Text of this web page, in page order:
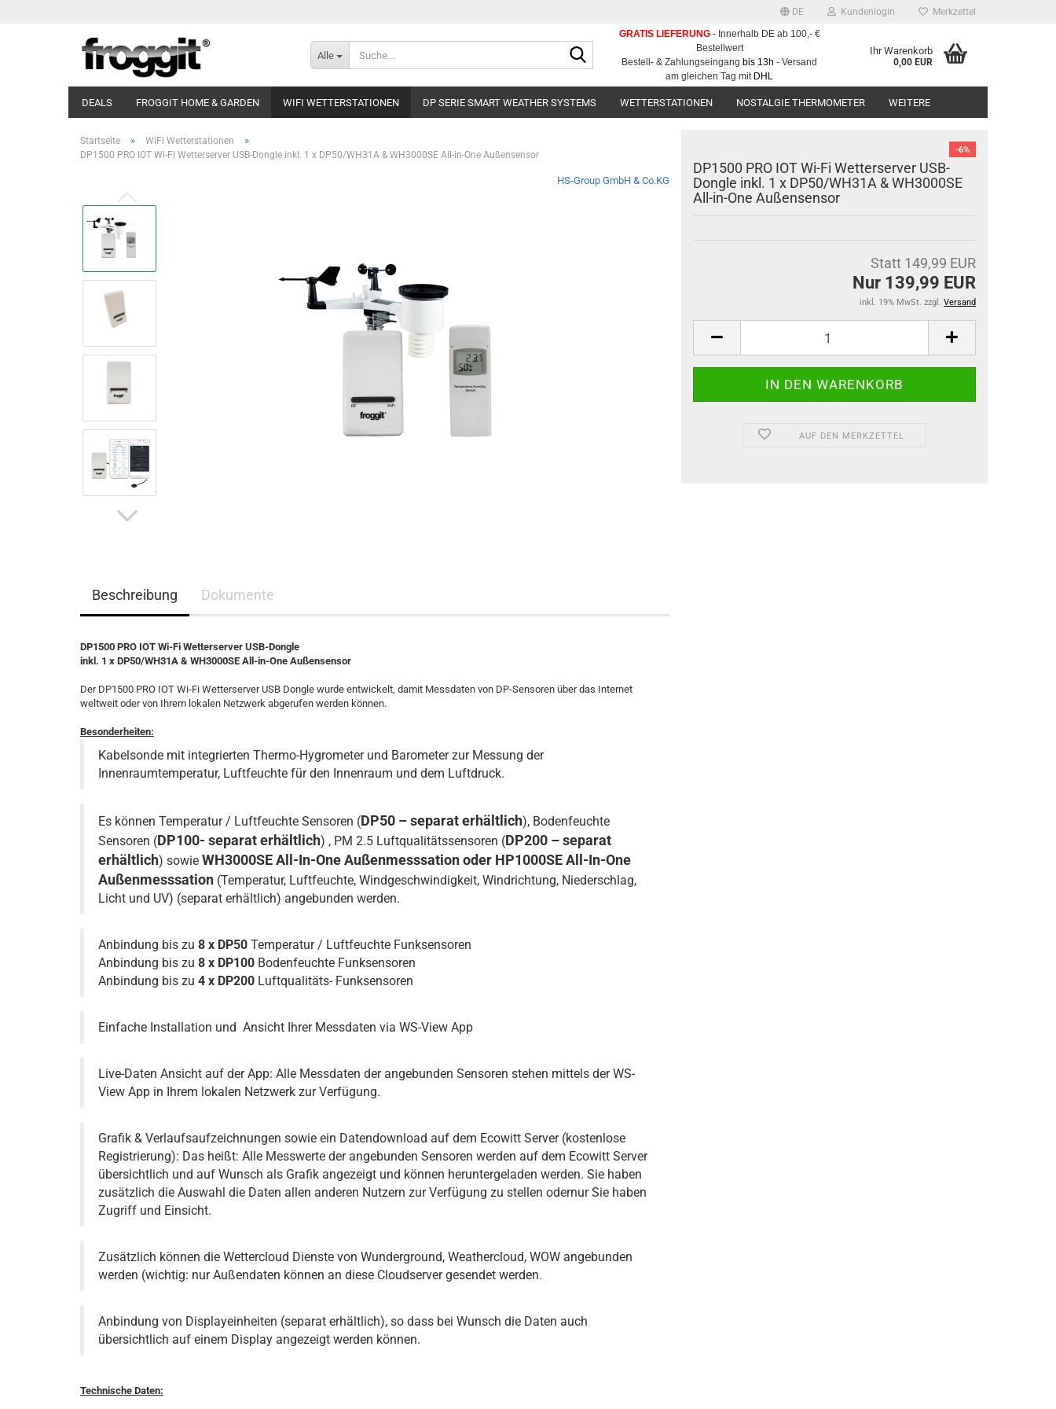
DE Kundenlogin Merkzettel
Alle
GRATIS LIEFERUNG- Innerhalb DE ab 100,- €
Bestellwert
Bestell- & Zahlungseingang bis 13h - Versand
am gleichen Tag mitDHL
Ihr Warenkorb
0,00 EUR
DEALS FROGGIT HOME & GARDEN WIFI WETTERSTATIONEN DP SERIE SMART WEATHER SYSTEMS WETTERSTATIONEN NOSTALGIE THERMOMETER WEITERE
Startseite » WiFi Wetterstationen »
DP1500 PRO IOT Wi-Fi Wetterserver USB-Dongle inkl. 1 x DP50/WH31A & WH3000SE All-in-One Außensensor
HS-Group GmbH & Co.KG
-6%
DP1500 PRO IOT Wi-Fi Wetterserver USB-
Dongle inkl. 1 x DP50/WH31A & WH3000SE
All-in-One Außensensor
Statt 149,99 EUR
Nur 139,99 EUR
inkl. 19% MwSt. zzgl. Versand
AUF DEN MERKZETTEL
Beschreibung Dokumente
DP1500 PRO IOT Wi-Fi Wetterserver USB-Dongle
inkl. 1 x DP50/WH31A & WH3000SE All-in-One Außensensor
Der DP1500 PRO IOT Wi-Fi Wetterserver USB Dongle wurde entwickelt, damit Messdaten von DP-Sensoren über das Internet
weltweit oder von Ihrem lokalen Netzwerk abgerufen werden können.
Besonderheiten:
Kabelsonde mit integrierten Thermo-Hygrometer und Barometer zur Messung der
Innenraumtemperatur, Luftfeuchte für den Innenraum und dem Luftdruck.
Es können Temperatur / Luftfeuchte Sensoren (DP50 – separat erhältlich), Bodenfeuchte
Sensoren (DP100- separat erhältlich) , PM 2.5 Luftqualitätssensoren (DP200 – separat
erhältlich) sowie WH3000SE All-In-One Außenmesssation oder HP1000SE All-In-One
Außenmesssation (Temperatur, Luftfeuchte, Windgeschwindigkeit, Windrichtung, Niederschlag,
Licht und UV) (separat erhältlich) angebunden werden.
Anbindung bis zu 8 x DP50 Temperatur / Luftfeuchte Funksensoren
Anbindung bis zu 8 x DP100 Bodenfeuchte Funksensoren
Anbindung bis zu 4 x DP200 Luftqualitäts- Funksensoren
Einfache Installation und Ansicht Ihrer Messdaten via WS-View App
Live-Daten Ansicht auf der App: Alle Messdaten der angebunden Sensoren stehen mittels der WS-
View App in Ihrem lokalen Netzwerk zur Verfügung.
Grafik & Verlaufsaufzeichnungen sowie ein Datendownload auf dem Ecowitt Server (kostenlose
Registrierung): Das heißt: Alle Messwerte der angebunden Sensoren werden auf dem Ecowitt Server
übersichtlich und auf Wunsch als Grafik angezeigt und können heruntergeladen werden. Sie haben
zusätzlich die Auswahl die Daten allen anderen Nutzern zur Verfügung zu stellen odernur Sie haben
Zugriff und Einsicht.
Zusätzlich können die Wettercloud Dienste von Wunderground, Weathercloud, WOW angebunden
werden (wichtig: nur Außendaten können an diese Cloudserver gesendet werden.
Anbindung von Displayeinheiten (separat erhältlich), so dass bei Wunsch die Daten auch
übersichtlich auf einem Display angezeigt werden können.
Technische Daten: